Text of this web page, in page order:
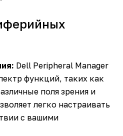
Dell Peripheral Manager
функций, таких как
поля зрения и
легко настраивать
с вашими